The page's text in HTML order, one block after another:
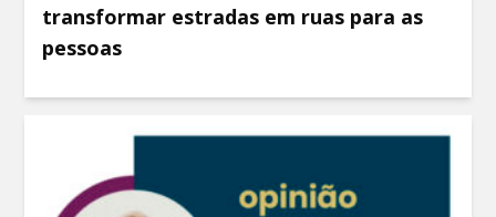
transformar estradas em ruas para as
pessoas